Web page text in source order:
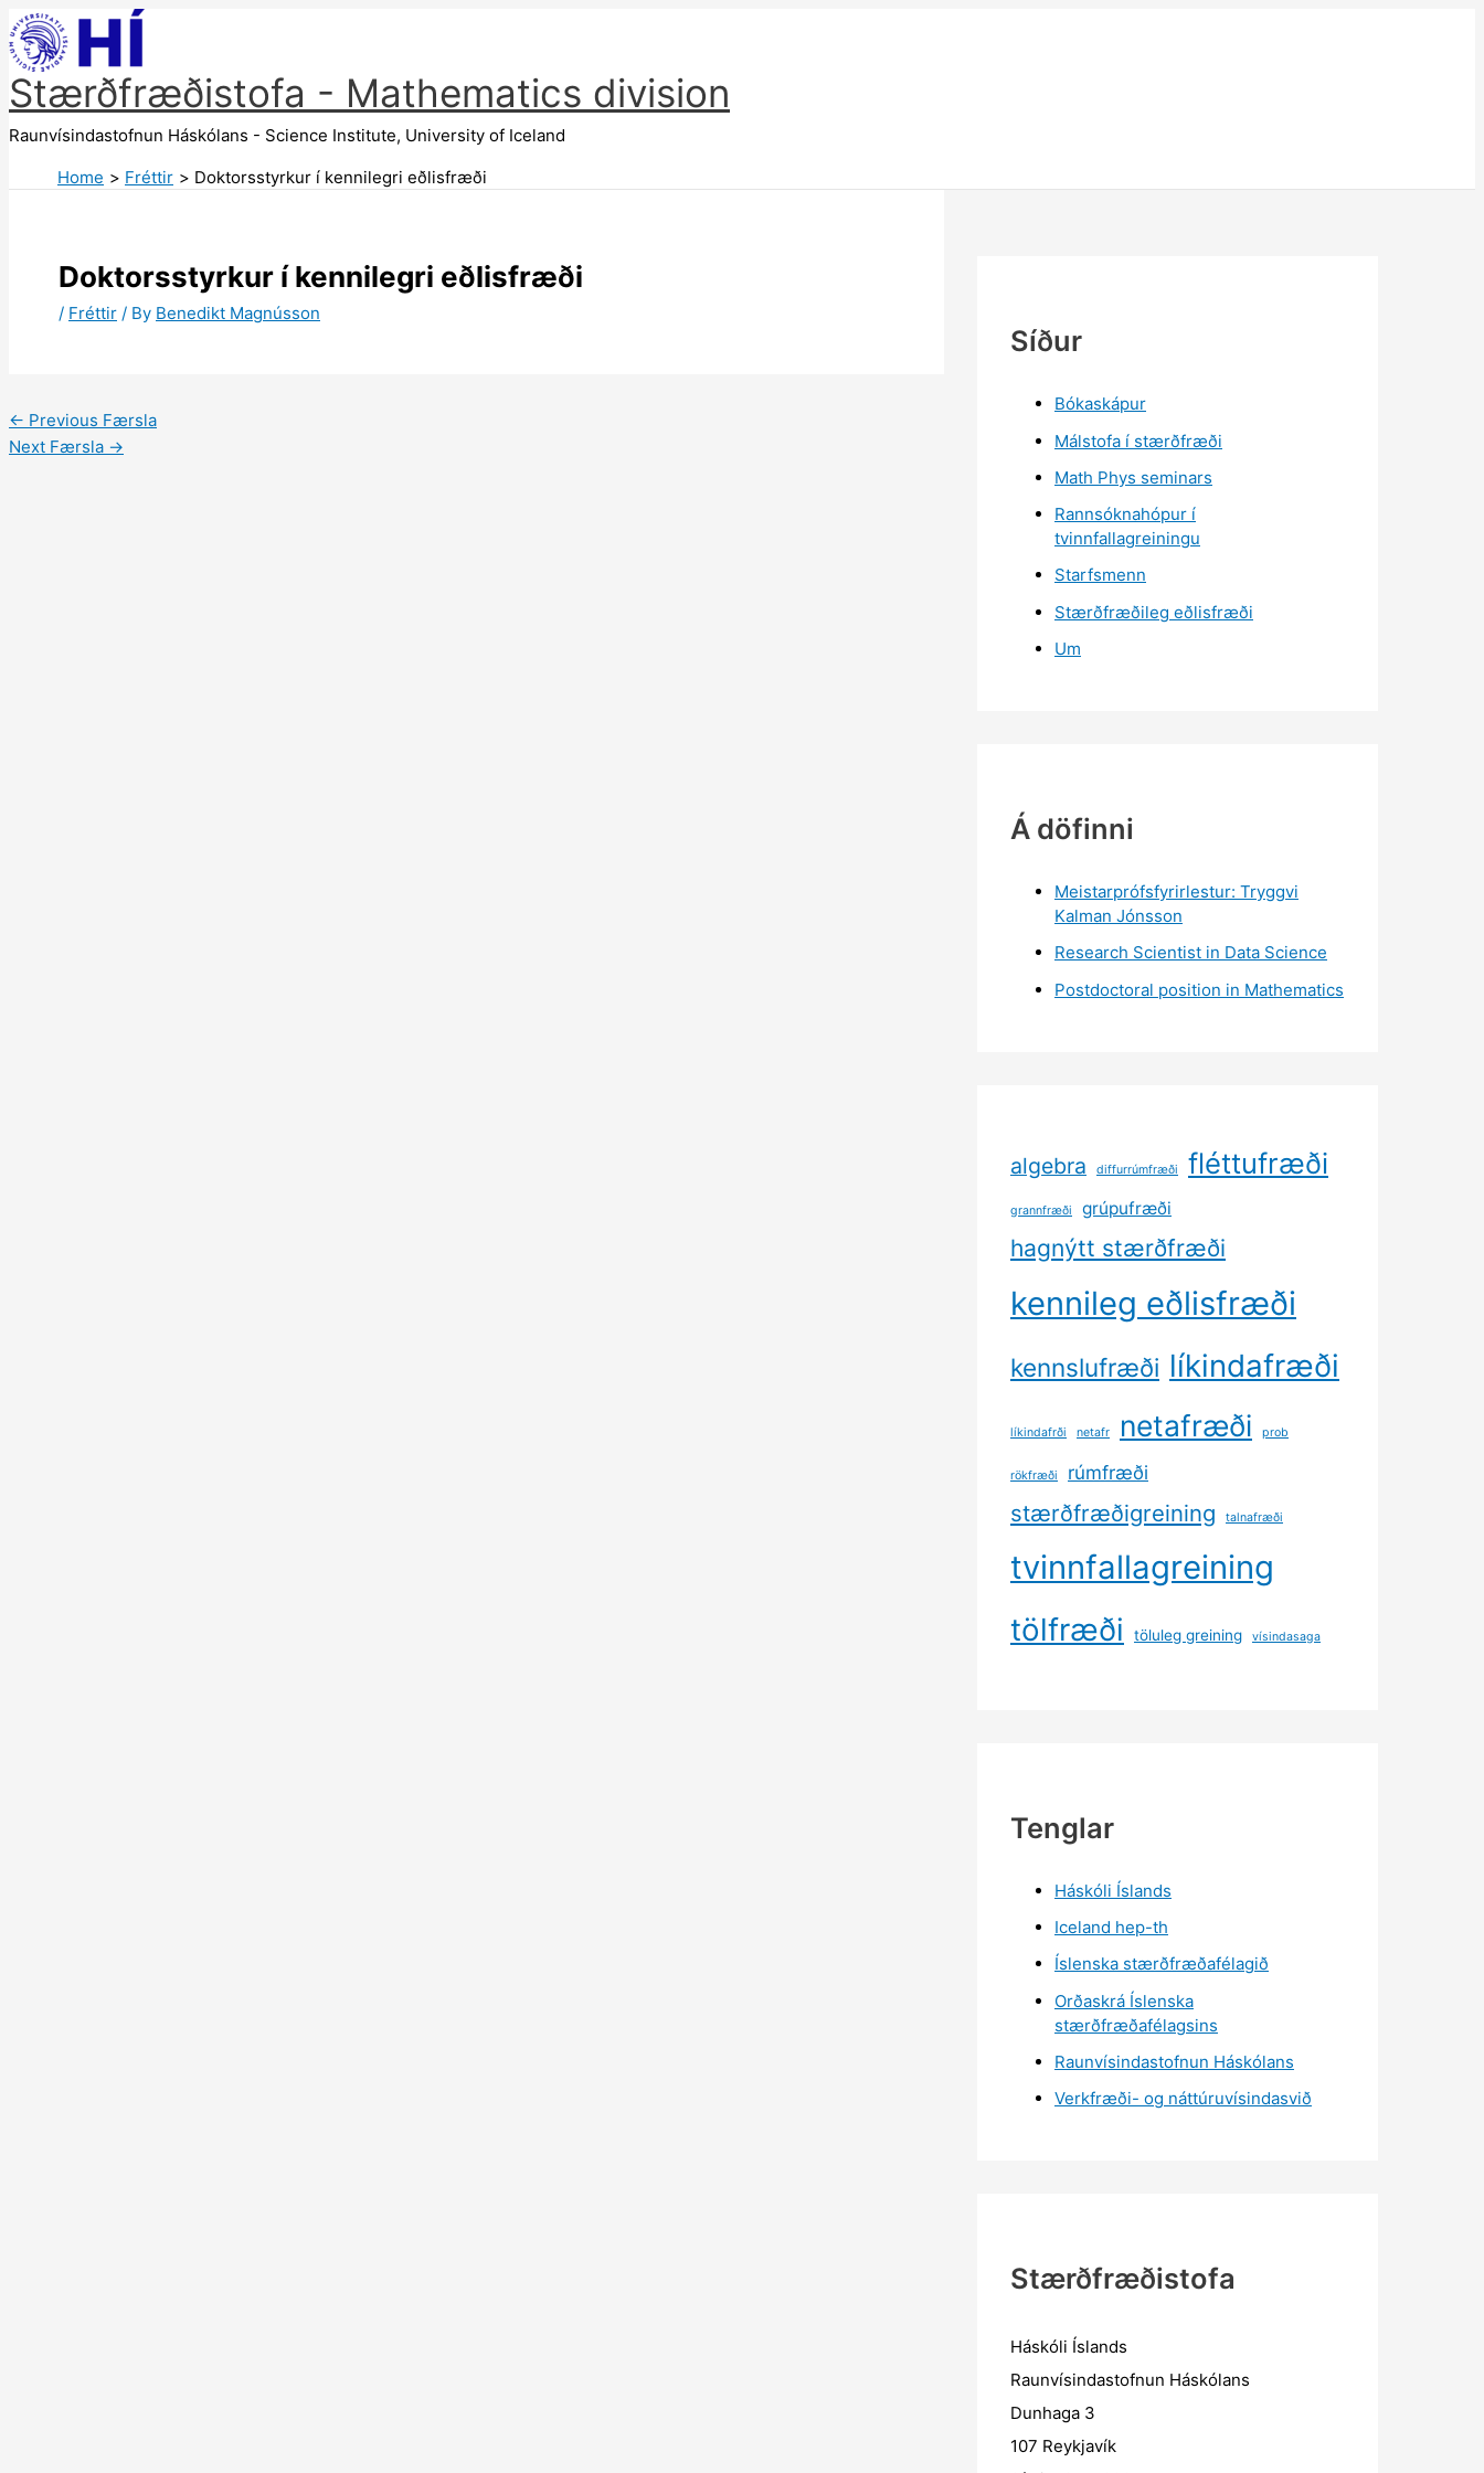
Skip
to
content
Stærðfræðistofa - Mathematics division
Raunvísindastofnun Háskólans - Science Institute, University of Iceland
Home
Fréttir Doktorsstyrkur í kennilegri eðlisfræði
Doktorsstyrkur í kennilegri eðlisfræði
/ Fréttir / By Benedikt Magnússon
← Previous Færsla
Next Færsla →
Síður
Bókaskápur
Málstofa í stærðfræði
Math Phys seminars
Rannsóknahópur í
tvinnfallagreiningu
Starfsmenn
Stærðfræðileg eðlisfræði
Um
Á döfinni
Meistarprófsfyrirlestur: Tryggvi
Kalman Jónsson
Research Scientist in Data Science
Postdoctoral position in Mathematics
algebra diffurrúmfræði fléttufræði
grannfræði grúpufræði
hagnýtt stærðfræði
kennileg eðlisfræði
kennslufræði líkindafræði
líkindafrði netafr netafræði prob
rökfræði rúmfræði
stærðfræðigreining talnafræði
tvinnfallagreining
tölfræði töluleg greining vísindasaga
Tenglar
Háskóli Íslands
Iceland hep-th
Íslenska stærðfræðafélagið
Orðaskrá Íslenska
stærðfræðafélagsins
Raunvísindastofnun Háskólans
Verkfræði- og náttúruvísindasvið
Stærðfræðistofa
Háskóli Íslands
Raunvísindastofnun Háskólans
Dunhaga 3
107 Reykjavík